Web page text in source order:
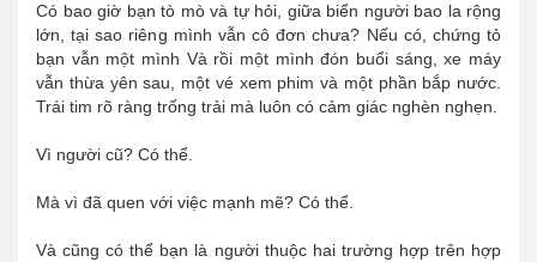
Có bao giờ bạn tò mò và tự hỏi, giữa biển người bao la rộng
lớn, tại sao riêng mình vẫn cô đơn chưa? Nếu có, chứng tỏ
bạn vẫn một mình Và rồi một mình đón buổi sáng, xe máy
vẫn thừa yên sau, một vé xem phim và một phần bắp nước.
Trái tim rõ ràng trống trải mà luôn có cảm giác nghèn nghẹn.
Vì người cũ? Có thể.
Mà vì đã quen với việc mạnh mẽ? Có thể.
Và cũng có thể bạn là người thuộc hai trường hợp trên hợp